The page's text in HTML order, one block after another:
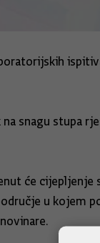
snagu stupa
će
u kojem